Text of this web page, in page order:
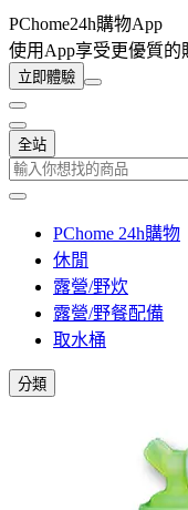
PChome24h購物App
使用App享受更優質的
立即體驗
全站
PChome 24h購物
休閒
露營/野炊
露營/野餐配備
取水桶
分類